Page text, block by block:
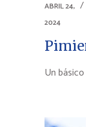
ABRIL 24,
2024
Un